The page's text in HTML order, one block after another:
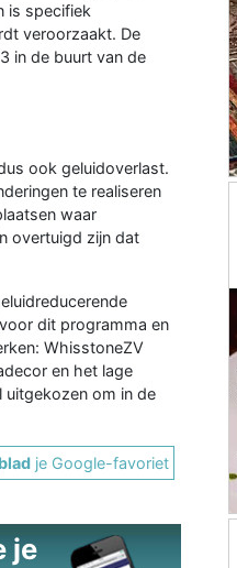
is specifiek
veroorzaakt. De
in de buurt van de
ook geluidoverlast.
te realiseren
waar
overtuigd zijn dat
dit programma en
WhisstoneZV
en het lage
uitgekozen om in de
je Google-favoriet
je